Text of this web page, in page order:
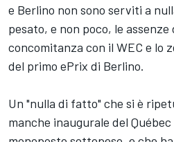
e Berlino non sono serviti a
pesato, e non poco, le
concomitanza con il WEC e lo
del primo ePrix di Berlino.
Un "nulla di fatto" che si è
manche inaugurale del